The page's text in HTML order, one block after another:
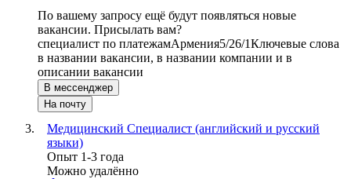
По вашему запросу ещё будут появляться новые
вакансии. Присылать вам?
специалист по платежамАрмения5/26/1Ключевые слова
в названии вакансии, в названии компании и в
описании вакансии
В мессенджер
На почту
Медицинский Специалист (английский и русский
языки)
Опыт 1-3 года
Можно удалённо